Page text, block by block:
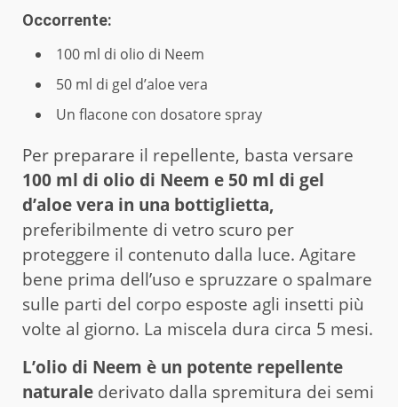
Occorrente:
100 ml di olio di Neem
50 ml di gel d’aloe vera
Un flacone con dosatore spray
Per preparare il repellente, basta versare
100 ml di olio di Neem e 50 ml di gel
d’aloe vera in una bottiglietta,
preferibilmente di vetro scuro per
proteggere il contenuto dalla luce. Agitare
bene prima dell’uso e spruzzare o spalmare
sulle parti del corpo esposte agli insetti più
volte al giorno. La miscela dura circa 5 mesi.
L’olio di Neem è un potente repellente
naturale derivato dalla spremitura dei semi